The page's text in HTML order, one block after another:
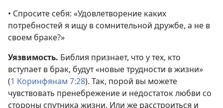
• Спросите себя: «Удовлетворение каких
потребностей я ищу в сомнительной дружбе, а не в
своем браке?»
Уязвимость. Библия признает, что у тех, кто
вступает в брак, будут «новые трудности в жизни»
(1 Коринфянам 7:28). Так, порой вы можете
чувствовать пренебрежение и недостаток любви со
стороны спутника жизни. Или же расстроиться и